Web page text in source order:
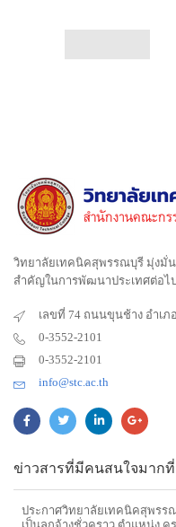
วิทยาลัยเทคนิคสุพรรณบุรี มุ่งมั่
สำคัญในการพัฒนาประเทศต่อไป
เลขที่ 74 ถนนขุนช้าง อำเ
0-3552-2101
0-3552-2101
info@stc.ac.th
ข่าวสารที่มีคนสนใจมาก
ประกาศวิทยาลัยเทคนิคสุพรร